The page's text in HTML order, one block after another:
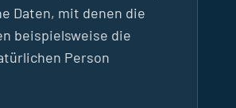
Daten, mit denen die
beispielsweise die
Person